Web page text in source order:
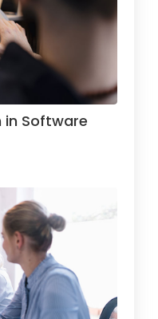
in Software